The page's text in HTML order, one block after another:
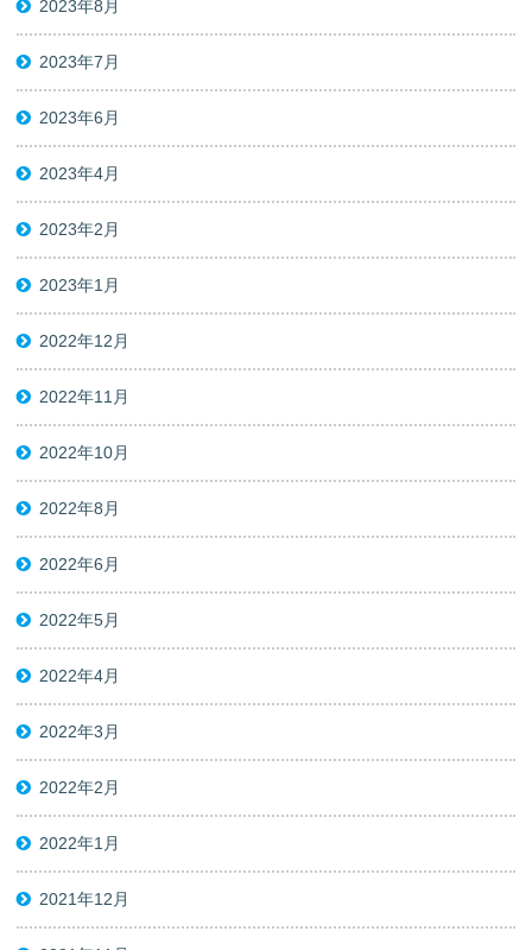
2023年8月
2023年7月
2023年6月
2023年4月
2023年2月
2023年1月
2022年12月
2022年11月
2022年10月
2022年8月
2022年6月
2022年5月
2022年4月
2022年3月
2022年2月
2022年1月
2021年12月